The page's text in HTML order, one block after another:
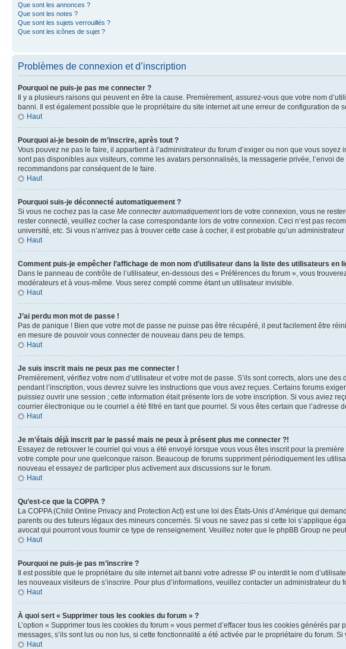
Que sont les annonces ?
Que sont les notes ?
Que sont les sujets verrouillés ?
Que sont les icônes de sujet ?
Problèmes de connexion et d’inscription
Pourquoi ne puis-je pas me connecter ?
Il y a plusieurs raisons qui peuvent en être la cause. Premièrement, assurez-vous que votre nom
banni. Il est également possible que le propriétaire du site internet ait une erreur de configuration de
Haut
Pourquoi ai-je besoin de m’inscrire, après tout ?
Vous pouvez ne pas le faire, il appartient à l’administrateur du forum d’exiger ou non que vous
sont pas disponibles aux visiteurs, comme les avatars personnalisés, la messagerie privée, l’envoi
recommandons par conséquent de le faire.
Haut
Pourquoi suis-je déconnecté automatiquement ?
Si vous ne cochez pas la case Me connecter automatiquementlors de votre connexion, vous ne
rester connecté, veuillez cocher la case correspondante lors de votre connexion. Ceci n’est pas
université, etc. Si vous n’arrivez pas à trouver cette case à cocher, il est probable qu’un
Haut
Comment puis-je empêcher l’affichage de mon nom d’utilisateur dans la liste des utilisateurs en
Dans le panneau de contrôle de l’utilisateur, en-dessous des « Préférences du forum », vous
modérateurs et à vous-même. Vous serez compté comme étant un utilisateur invisible.
Haut
J’ai perdu mon mot de passe !
Pas de panique ! Bien que votre mot de passe ne puisse pas être récupéré, il peut facilement être
en mesure de pouvoir vous connecter de nouveau dans peu de temps.
Haut
Je suis inscrit mais ne peux pas me connecter !
Premièrement, vérifiez votre nom d’utilisateur et votre mot de passe. S’ils sont corrects, alors une
pendant l’inscription, vous devrez suivre les instructions que vous avez reçues. Certains forums
puissiez ouvrir une session ; cette information était présente lors de votre inscription. Si vous aviez
courrier électronique ou le courriel a été filtré en tant que pourriel. Si vous êtes certain que
Haut
Je m’étais déjà inscrit par le passé mais ne peux à présent plus me connecter ?!
Essayez de retrouver le courriel qui vous a été envoyé lorsque vous vous êtes inscrit pour la
votre compte pour une quelconque raison. Beaucoup de forums suppriment périodiquement les
nouveau et essayez de participer plus activement aux discussions sur le forum.
Haut
Qu’est-ce que la COPPA ?
La COPPA (Child Online Privacy and Protection Act) est une loi des États-Unis d’Amérique qui
parents ou des tuteurs légaux des mineurs concernés. Si vous ne savez pas si cette loi s’applique
avocat qui pourront vous fournir ce type de renseignement. Veuillez noter que le phpBB Group ne
Haut
Pourquoi ne puis-je pas m’inscrire ?
Il est possible que le propriétaire du site internet ait banni votre adresse IP ou interdit le nom
les nouveaux visiteurs de s’inscrire. Pour plus d’informations, veuillez contacter un administrateur du
Haut
À quoi sert « Supprimer tous les cookies du forum » ?
L’option « Supprimer tous les cookies du forum » vous permet d’effacer tous les cookies générés
messages, s’ils sont lus ou non lus, si cette fonctionnalité a été activée par le propriétaire du forum.
Haut